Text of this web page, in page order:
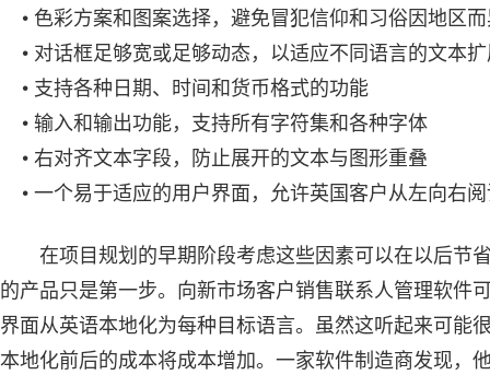
• 色彩方案和图案选择，避免冒犯信仰和习俗因地区
• 对话框足够宽或足够动态，以适应不同语言的文本
• 支持各种日期、时间和货币格式的功能
• 输入和输出功能，支持所有字符集和各种字体
• 右对齐文本字段，防止展开的文本与图形重叠
• 一个易于适应的用户界面，允许英国客户从左向右
在项目规划的早期阶段考虑这些因素可以在以后节
的产品只是第一步。向新市场客户销售联系人管理软件
界面从英语本地化为每种目标语言。虽然这听起来可能
本地化前后的成本将成本增加。一家软件制造商发现，